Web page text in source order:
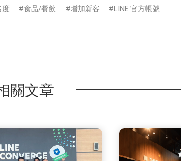
度 食品/餐飲 增加新客
LINE 官方帳號
關文章